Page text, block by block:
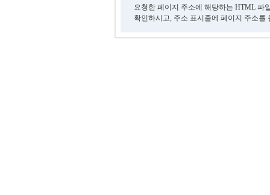
요청한 페이지 주소에 해당하는 HTML 파
확인하시고, 주소 표시줄에 페이지 주소